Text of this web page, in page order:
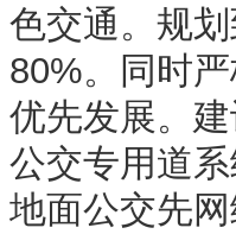
色交通。规
80%。同时
优先发展。
公交专用道
地面公交先